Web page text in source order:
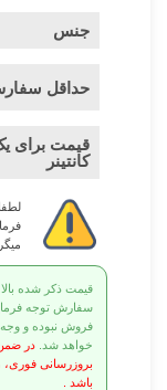
جنس
حداقل
قیمت برای
کانتینر
قیمت ذکر شده
سفارش توجه
خواهد شد. در ضمن
بروزرسانی
باشد .